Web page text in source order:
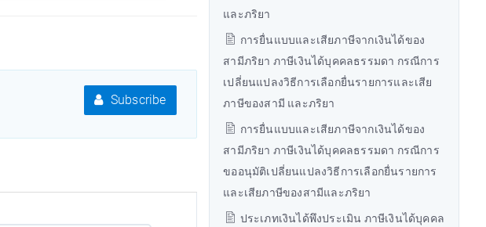
และภริยา
การยื่นแบบและเสียภาษีจากเงินได้ของ
สามีภริยา ภาษีเงินได้บุคคลธรรมดา กรณีการ
เปลี่ยนแปลงวิธีการเลือกยื่นรายการและเสีย
ภาษีของสามี และภริยา
การยื่นแบบและเสียภาษีจากเงินได้ของ
สามีภริยา ภาษีเงินได้บุคคลธรรมดา กรณีการ
ขออนุมัติเปลี่ยนแปลงวิธีการเลือกยื่นรายการ
และเสียภาษีของสามีและภริยา
ประเภทเงินได้พึงประเมิน ภาษีเงินได้บุคคล
Subscribe